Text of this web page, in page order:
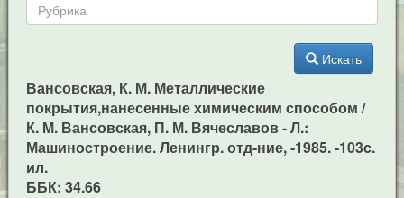
Искать
Вансовская, К. М. Металлические
покрытия,нанесенные химическим способом /
К. М. Вансовская, П. М. Вячеславов - Л.:
Машиностроение. Ленингр. отд-ние, -1985. -103c.
ил.
ББК: 34.66